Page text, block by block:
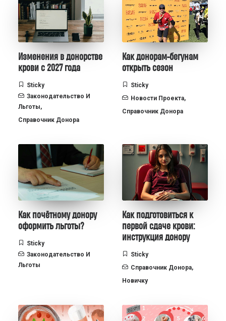
Изменения в донорстве
крови с 2027 года
Sticky
Законодательство И
Льготы,
Справочник Донора
Как донорам-бегунам
открыть сезон
Sticky
Новости Проекта,
Справочник Донора
Как почётному донору
оформить льготы?
Sticky
Законодательство И
Льготы
Как подготовиться к
первой сдаче крови:
инструкция донору
Sticky
Справочник Донора,
Новичку